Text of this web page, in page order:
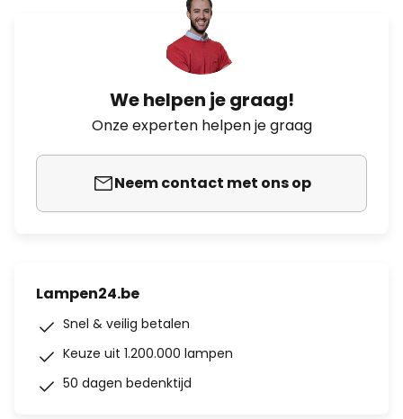
We helpen je graag!
Onze experten helpen je graag
Neem contact met ons op
Lampen24.be
Snel & veilig betalen
Keuze uit 1.200.000 lampen
50 dagen bedenktijd